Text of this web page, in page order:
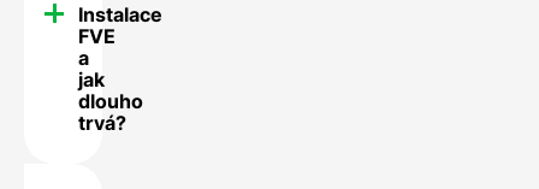
Instalace
FVE
a
jak
dlouho
trvá?